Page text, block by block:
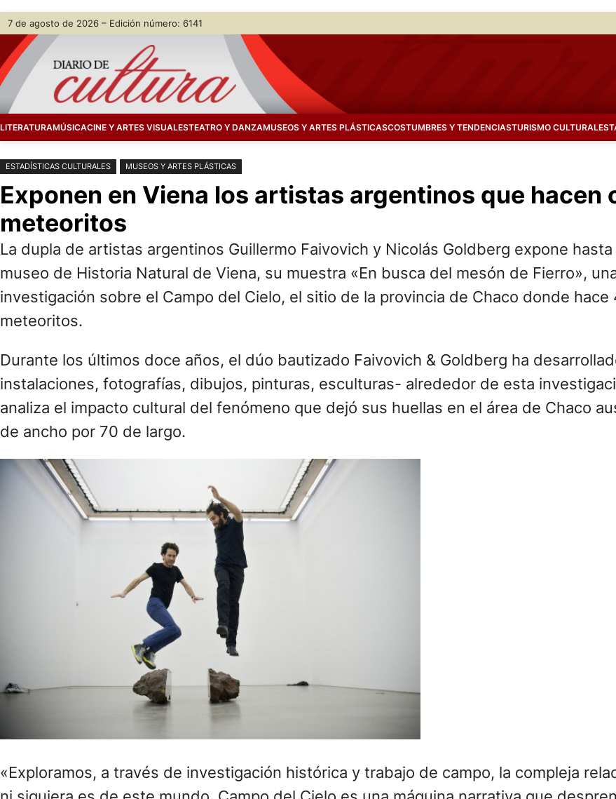
Saltar
contenido
Skip
content
7 de agosto de 2026 – Edición número: 6141
LITERATURAMÚSICACINE Y ARTES VISUALESTEATRO Y DANZAMUSEOS Y ARTES PLÁSTICASCOSTUMBRES Y TENDENCIASTURISMO CULTURAL
ESTADÍSTICAS CULTURALES MUSEOS Y ARTES PLÁSTICAS
Exponen en Viena los artistas argentinos que hacen
meteoritos
La dupla de artistas argentinos Guillermo Faivovich y Nicolás Goldberg expone
museo de Historia Natural de Viena, su muestra «En busca del mesón de Fierro»,
investigación sobre el Campo del Cielo, el sitio de la provincia de Chaco donde
meteoritos.
Durante los últimos doce años, el dúo bautizado Faivovich & Goldberg ha
instalaciones, fotografías, dibujos, pinturas, esculturas- alrededor de esta
analiza el impacto cultural del fenómeno que dejó sus huellas en el área de Chaco
de ancho por 70 de largo.
«Exploramos, a través de investigación histórica y trabajo de campo, la compleja